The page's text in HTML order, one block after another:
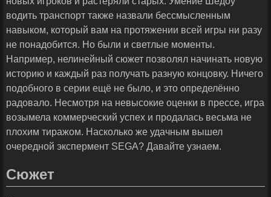
водить транспорт также назвали бессмысленным
навыком, который вам на протяжении всей игры ни разу
не понадобится. Но были и светлые моменты.
Например, нелинейный сюжет позволял начинать новую
историю и каждый раз получать разную концовку. Ничего
подобного в серии ещё не было, и это определённо
радовало. Несмотря на невысокие оценки в прессе, игра
возымела коммерческий успех и продалась весьма не
плохим тиражом. Насколько же удачным вышел
очередной экспермент SEGA? Давайте узнаем.
Сюжет